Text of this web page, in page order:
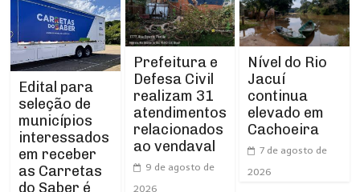
Edital para
seleção de
municípios
interessados
em receber
as Carretas
do Saber é
Prefeitura e
Defesa Civil
realizam 31
atendimentos
relacionados
ao vendaval
9 de agosto de
2026
Nível do Rio
Jacuí
continua
elevado em
Cachoeira
7 de agosto de
2026